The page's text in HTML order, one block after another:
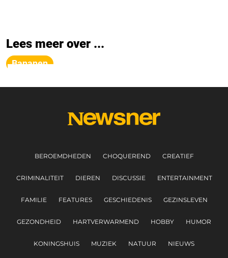
Lees meer over ...
Bananen
BEROEMDHEDEN CHOQUEREND CREATIEF
CRIMINALITEIT DIEREN DISCUSSIE ENTERTAINMENT
FAMILIE FEATURES GESCHIEDENIS GEZINSLEVEN
GEZONDHEID HARTVERWARMEND HOBBY HUMOR
KONINGSHUIS MUZIEK NATUUR NIEUWS